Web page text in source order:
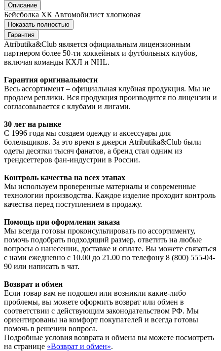
Описание
Бейсболка ХК Автомобилист хлопковая
Показать полностью
Гарантия
Atributika&Club является официальным лицензионным
партнером более 50-ти хоккейных и футбольных клубов,
включая команды КХЛ и NHL.
Гарантия оригинальности
Весь ассортимент – официальная клубная продукция. Мы не
продаем реплики. Вся продукция производится по лицензии и
согласовывается с клубами и лигами.
30 лет на рынке
С 1996 года мы создаем одежду и аксессуары для
болельщиков. За это время в джерси Atributika&Club были
одеты десятки тысяч фанатов, а бренд стал одним из
трендсеттеров фан-индустрии в России.
Контроль качества на всех этапах
Мы используем проверенные материалы и современные
технологии производства. Каждое изделие проходит контроль
качества перед поступлением в продажу.
Помощь при оформлении заказа
Мы всегда готовы проконсультировать по ассортименту,
помочь подобрать подходящий размер, ответить на любые
вопросы о нанесении, доставке и оплате. Вы можете связаться
с нами ежедневно с 10.00 до 21.00 по телефону 8 (800) 555-04-
90 или написать в чат.
Возврат и обмен
Если товар вам не подошел или возникли какие-либо
проблемы, вы можете оформить возврат или обмен в
соответствии с действующим законодательством РФ. Мы
ориентированы на комфорт покупателей и всегда готовы
помочь в решении вопроса.
Подробные условия возврата и обмена вы можете посмотреть
на странице «Возврат и обмен».